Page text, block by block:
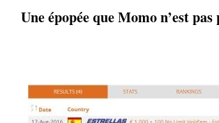
Une épopée que Momo n’est